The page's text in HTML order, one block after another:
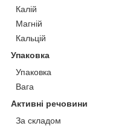
Калій
Магній
Кальцій
Упаковка
Упаковка
Вага
Активні речовини
За складом